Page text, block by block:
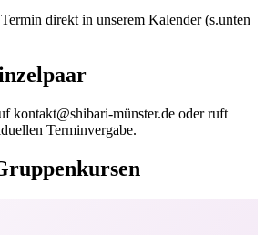
direkt in unserem Kalender (s.unten
kontakt@shibari-münster.de oder ruft
Terminvergabe.